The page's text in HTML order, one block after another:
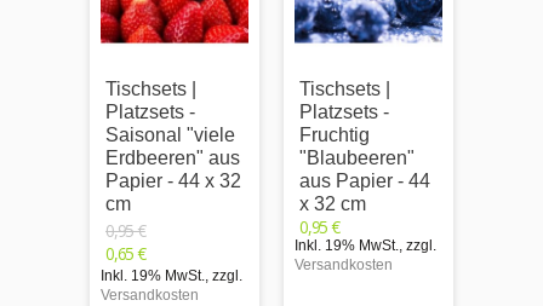
Tischsets |
Platzsets -
Saisonal "viele
Erdbeeren" aus
Papier - 44 x 32
cm
0,95 €
0,65 €
Inkl. 19% MwSt., zzgl.
Versandkosten
Tischsets |
Platzsets -
Fruchtig
"Blaubeeren"
aus Papier - 44
x 32 cm
0,95 €
Inkl. 19% MwSt., zzgl.
Versandkosten